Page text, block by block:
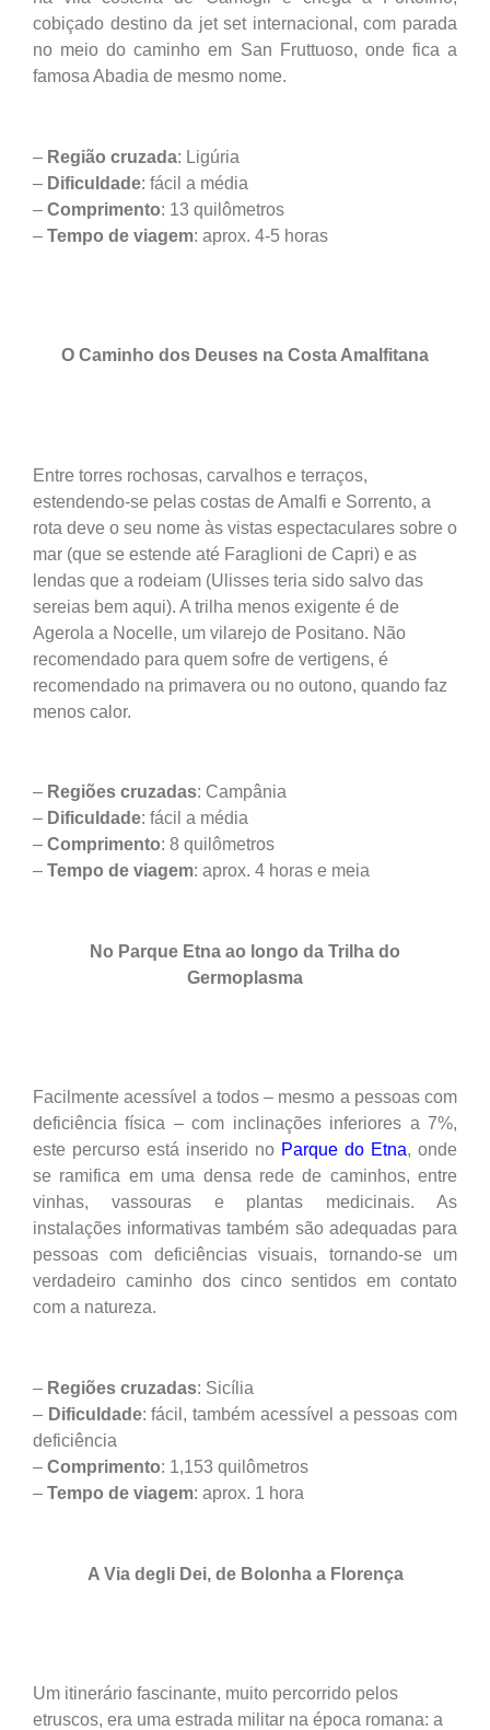
cobiçado destino da jet set internacional, com parada
no meio do caminho em San Fruttuoso, onde fica a
famosa Abadia de mesmo nome.
– Região cruzada: Ligúria
– Dificuldade: fácil a média
– Comprimento: 13 quilômetros
– Tempo de viagem: aprox. 4-5 horas
O Caminho dos Deuses na Costa Amalfitana
Entre torres rochosas, carvalhos e terraços,
estendendo-se pelas costas de Amalfi e Sorrento, a
rota deve o seu nome às vistas espectaculares sobre o
mar (que se estende até Faraglioni de Capri) e as
lendas que a rodeiam (Ulisses teria sido salvo das
sereias bem aqui). A trilha menos exigente é de
Agerola a Nocelle, um vilarejo de Positano. Não
recomendado para quem sofre de vertigens, é
recomendado na primavera ou no outono, quando faz
menos calor.
– Regiões cruzadas: Campânia
– Dificuldade: fácil a média
– Comprimento: 8 quilômetros
– Tempo de viagem: aprox. 4 horas e meia
No Parque Etna ao longo da Trilha do
Germoplasma
Facilmente acessível a todos – mesmo a pessoas com
deficiência física – com inclinações inferiores a 7%,
este percurso está inserido no Parque do Etna, onde
se ramifica em uma densa rede de caminhos, entre
vinhas, vassouras e plantas medicinais. As
instalações informativas também são adequadas para
pessoas com deficiências visuais, tornando-se um
verdadeiro caminho dos cinco sentidos em contato
com a natureza.
– Regiões cruzadas: Sicília
– Dificuldade: fácil, também acessível a pessoas com
deficiência
– Comprimento: 1,153 quilômetros
– Tempo de viagem: aprox. 1 hora
A Via degli Dei, de Bolonha a Florença
Um itinerário fascinante, muito percorrido pelos
etruscos, era uma estrada militar na época romana: a